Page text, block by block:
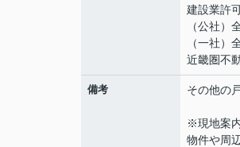
建設業許
（公社）
（一社）
近畿圏不
備考 その他の
※現地案
物件や周